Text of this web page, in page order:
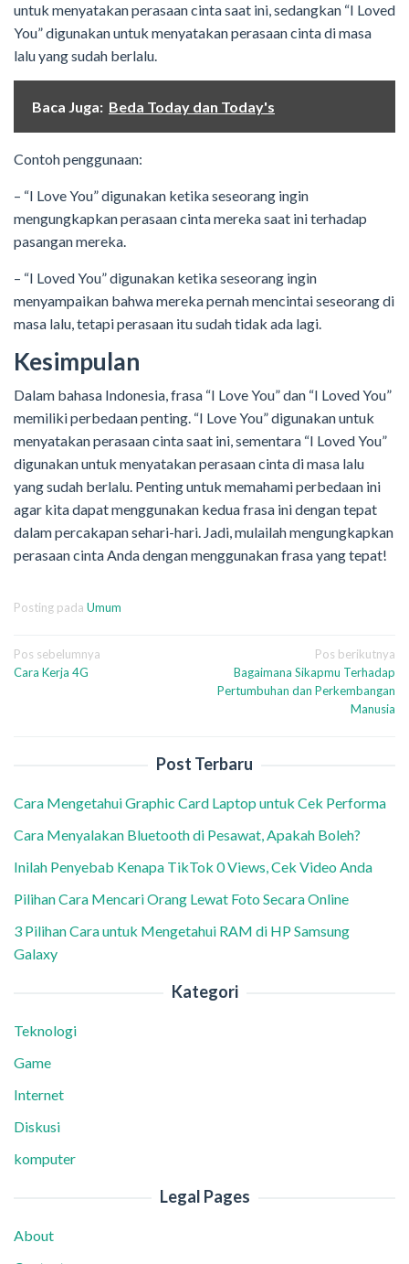
untuk menyatakan perasaan cinta saat ini, sedangkan “I Loved
You” digunakan untuk menyatakan perasaan cinta di masa
lalu yang sudah berlalu.
Baca Juga: Beda Today dan Today's
Contoh penggunaan:
– “I Love You” digunakan ketika seseorang ingin
mengungkapkan perasaan cinta mereka saat ini terhadap
pasangan mereka.
– “I Loved You” digunakan ketika seseorang ingin
menyampaikan bahwa mereka pernah mencintai seseorang di
masa lalu, tetapi perasaan itu sudah tidak ada lagi.
Kesimpulan
Dalam bahasa Indonesia, frasa “I Love You” dan “I Loved You”
memiliki perbedaan penting. “I Love You” digunakan untuk
menyatakan perasaan cinta saat ini, sementara “I Loved You”
digunakan untuk menyatakan perasaan cinta di masa lalu
yang sudah berlalu. Penting untuk memahami perbedaan ini
agar kita dapat menggunakan kedua frasa ini dengan tepat
dalam percakapan sehari-hari. Jadi, mulailah mengungkapkan
perasaan cinta Anda dengan menggunakan frasa yang tepat!
Posting pada Umum
Navigasi
pos
Pos sebelumnya
Cara Kerja 4G
Pos berikutnya
Bagaimana Sikapmu Terhadap
Pertumbuhan dan Perkembangan
Manusia
Post Terbaru
Cara Mengetahui Graphic Card Laptop untuk Cek Performa
Cara Menyalakan Bluetooth di Pesawat, Apakah Boleh?
Inilah Penyebab Kenapa TikTok 0 Views, Cek Video Anda
Pilihan Cara Mencari Orang Lewat Foto Secara Online
3 Pilihan Cara untuk Mengetahui RAM di HP Samsung
Galaxy
Kategori
Teknologi
Game
Internet
Diskusi
komputer
Legal Pages
About